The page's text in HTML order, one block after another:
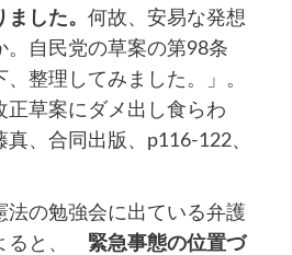
した。 何故、安易な発想
。自民党の草案の第98条
、整理してみました。」。
正草案にダメ出し食らわ
、合同出版、p116-122、
法の勉強会に出ている弁護
ると、 緊急事態の位置づ